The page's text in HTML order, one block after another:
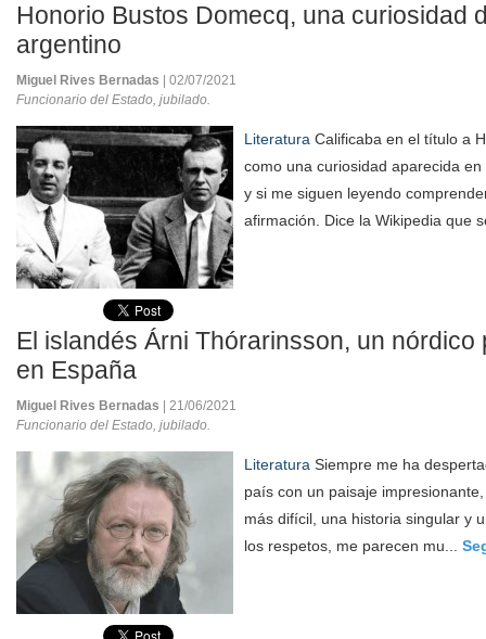
Honorio Bustos Domecq, una curiosidad
argentino
Miguel Rives Bernadas
| 02/07/2021
Funcionario del Estado, jubilado.
Literatura Calificaba en el título a
como una curiosidad aparecida
y si me siguen leyendo
afirmación. Dice la Wikipedia que
El islandés Árni Thórarinsson, un nórdico
en España
Miguel Rives Bernadas
| 21/06/2021
Funcionario del Estado, jubilado.
Literatura Siempre me ha
país con un paisaje
más difícil, una historia singular y
los respetos, me parecen mu...